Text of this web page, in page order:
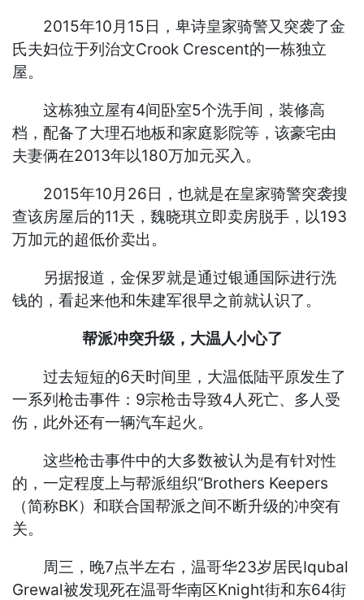
2015年10月15日，卑诗皇家骑警又突袭了金
氏夫妇位于列治文Crook Crescent的一栋独立
屋。
这栋独立屋有4间卧室5个洗手间，装修高
档，配备了大理石地板和家庭影院等，该豪宅由
夫妻俩在2013年以180万加元买入。
2015年10月26日，也就是在皇家骑警突袭搜
查该房屋后的11天，魏晓琪立即卖房脱手，以193
万加元的超低价卖出。
另据报道，金保罗就是通过银通国际进行洗
钱的，看起来他和朱建军很早之前就认识了。
帮派冲突升级，大温人小心了
过去短短的6天时间里，大温低陆平原发生了
一系列枪击事件：9宗枪击导致4人死亡、多人受
伤，此外还有一辆汽车起火。
这些枪击事件中的大多数被认为是有针对性
的，一定程度上与帮派组织“Brothers Keepers
（简称BK）和联合国帮派之间不断升级的冲突有
关。
周三，晚7点半左右，温哥华23岁居民Iqubal
Grewal被发现死在温哥华南区Knight街和东64街